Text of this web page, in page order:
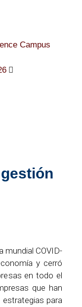
Campus
mundial COVID-
y cerró
en todo el
que han
estrategias para